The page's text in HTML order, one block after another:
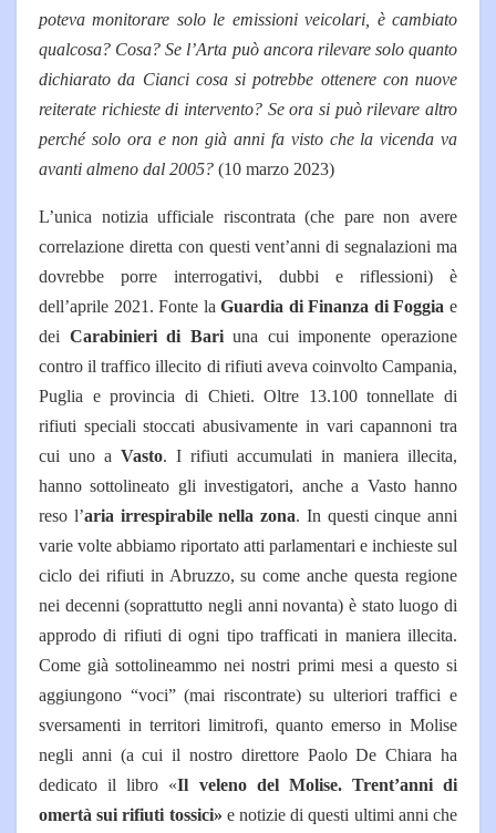
poteva monitorare solo le emissioni veicolari, è cambiato
qualcosa? Cosa? Se l’Arta può ancora rilevare solo quanto
dichiarato da Cianci cosa si potrebbe ottenere con nuove
reiterate richieste di intervento? Se ora si può rilevare altro
perché solo ora e non già anni fa visto che la vicenda va
avanti almeno dal 2005? (10 marzo 2023)
L’unica notizia ufficiale riscontrata (che pare non avere
correlazione diretta con questi vent’anni di segnalazioni ma
dovrebbe porre interrogativi, dubbi e riflessioni) è
dell’aprile 2021. Fonte laGuardia di Finanza di Foggia e
dei Carabinieri di Bariuna cui imponente operazione
contro il traffico illecito di rifiuti aveva coinvolto Campania,
Puglia e provincia di Chieti. Oltre 13.100 tonnellate di
rifiuti speciali stoccati abusivamente in vari capannoni tra
cui uno a Vasto. I rifiuti accumulati in maniera illecita,
hanno sottolineato gli investigatori, anche a Vasto hanno
reso l’aria irrespirabile nella zona. In questi cinque anni
varie volte abbiamo riportato atti parlamentari e inchieste sul
ciclo dei rifiuti in Abruzzo, su come anche questa regione
nei decenni (soprattutto negli anni novanta) è stato luogo di
approdo di rifiuti di ogni tipo trafficati in maniera illecita.
Come già sottolineammo nei nostri primi mesi a questo si
aggiungono “voci” (mai riscontrate) su ulteriori traffici e
sversamenti in territori limitrofi, quanto emerso in Molise
negli anni (a cui il nostro direttore Paolo De Chiara ha
dedicato il libro «Il veleno del Molise. Trent’anni di
omertà sui rifiuti tossici» e notizie di questi ultimi anni che